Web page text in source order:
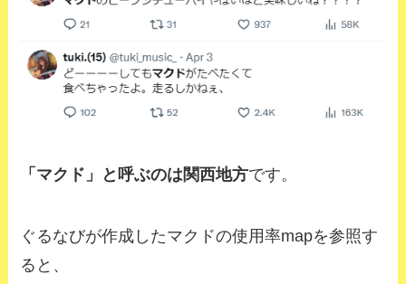
「マクド」と呼ぶのは関西地方です。
ぐるなびが作成したマクドの使用率mapを参照す
ると、